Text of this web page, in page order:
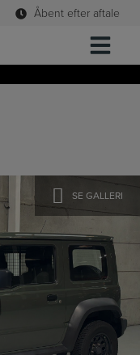
Åbent efter aftale
SE GALLERI